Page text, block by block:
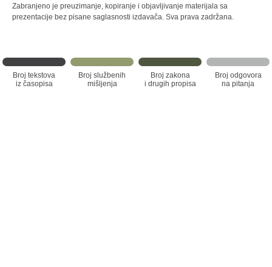
Zabranjeno je preuzimanje, kopiranje i objavljivanje materijala sa
prezentacije bez pisane saglasnosti izdavača. Sva prava zadržana.
Broj tekstova
iz časopisa
Broj službenih
mišljenja
Broj zakona
i drugih propisa
Broj odgovora
na pitanja